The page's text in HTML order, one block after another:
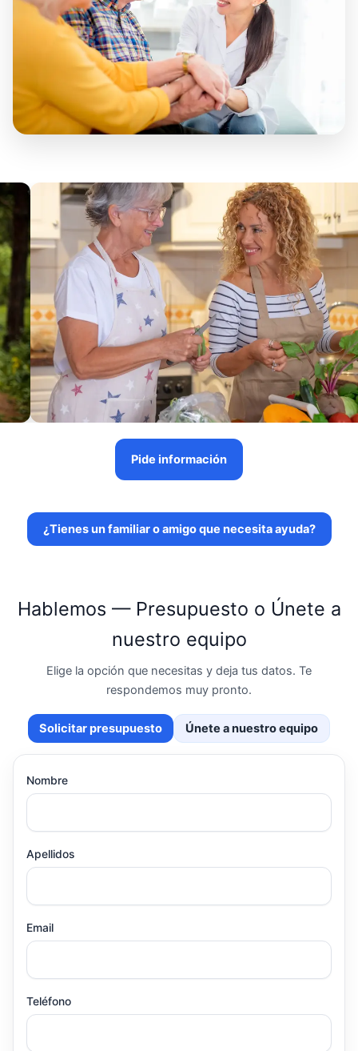
Pide información
¿Tienes un familiar o amigo que necesita ayuda?
Hablemos — Presupuesto o Únete a
nuestro equipo
Elige la opción que necesitas y deja tus datos. Te
respondemos muy pronto.
Solicitar presupuesto Únete a nuestro equipo
Nombre
Apellidos
Email
Teléfono